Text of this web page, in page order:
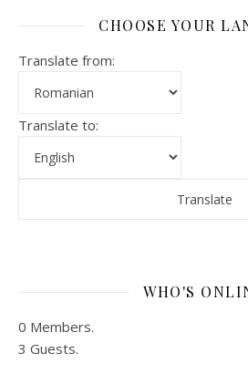
CHOOSE YOUR
Translate from:
Translate to:
WHO'S
0 Members.
3 Guests.